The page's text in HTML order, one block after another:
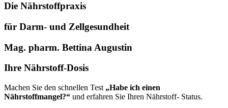
Die Nährstoffpraxis
für Darm- und Zellgesundheit
Mag. pharm. Bettina Augustin
Ihre Nährstoff-Dosis
Machen Sie den schnellen Test „Habe ich einen
Nährstoffmangel?“ und erfahren Sie Ihren Nährstoff- Status.